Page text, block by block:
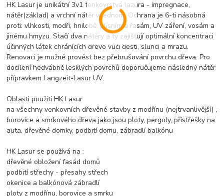
HK Lasur je unikátní 3v1 tenkovrstvá lazura - impregnace,
nátěr(základ) a vrchní nátěr v jednom. Ochrana je 6-ti násobná
proti: vlhkosti, modři, hnilobě, plísním a řasám, UV záření, vosám a
jinému hmyzu. Stačí dva nátěry a ty zajišťují optimální koncentraci
účinných látek chránících dřevo vůči dešti, slunci a mrazu.
Renovaci je možné provést bez přebrušování povrchu dřeva. Pro
docílení hedvábně lesklých povrchů doporučujeme následný nátěr
přípravkem Langzeit-Lasur UV.
Oblasti použití HK Lasur
na všechny venkovních dřevěné stavby z modřínu (nejtrvanlivější) ,
borovice a smrkového dřeva jako jsou ploty, pergoly, přístřešky na
auta, dřevěné domky, podbití domu, zábradlí balkónu
HK Lasur se používá na :
dřevěné obložení fasád domů
podbití střechy - přesahy střech
okenice a balkónová zábradlí
ploty z modřínu, borovice a smrku